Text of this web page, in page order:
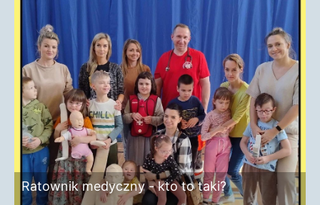
Ratownik medyczny - kto to taki?